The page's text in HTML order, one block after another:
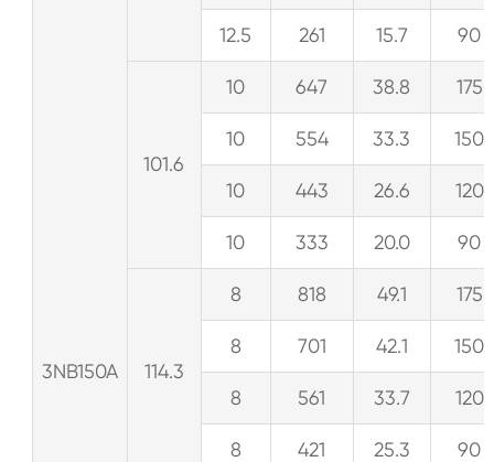
3NB150A
12.5 261 15.7 90
101.6
10 647 38.8 175
10 554 33.3 150
10 443 26.6 120
10 333 20.0 90
114.3
8 818 49.1 175
8 701 42.1 150
8 561 33.7 120
8 421 25.3 90